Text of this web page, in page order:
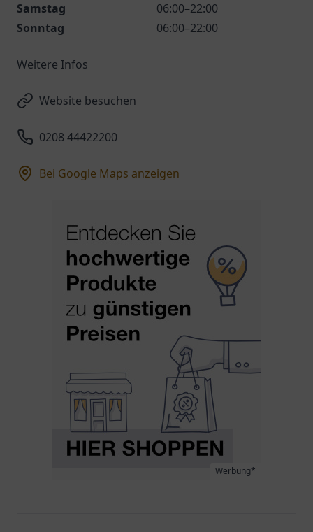
Samstag
06:00–22:00
Sonntag
06:00–22:00
Weitere Infos
Website besuchen
0208 44422200
Bei Google Maps anzeigen
Werbung*